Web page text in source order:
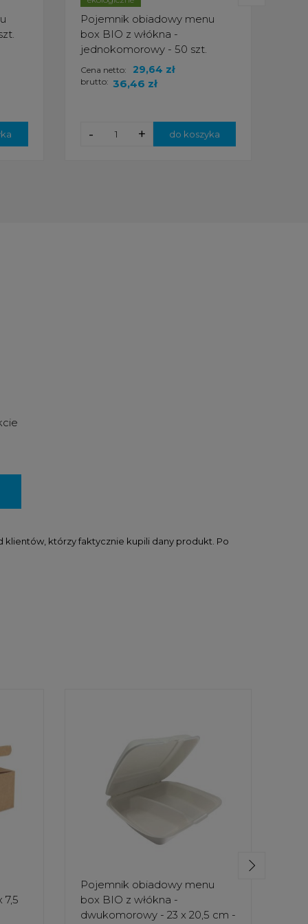
Pojemnik obiadowy menu
box BIO z włókna -
jednokomorowy - 50 szt.
brutto: 36,46 zł
Cena netto: 29,64 zł
+
- do koszyka
którzy faktycznie kupili dany produkt. Po
7,5
Pojemnik obiadowy menu
box BIO z włókna -
dwukomorowy - 23 x 20,5 cm -